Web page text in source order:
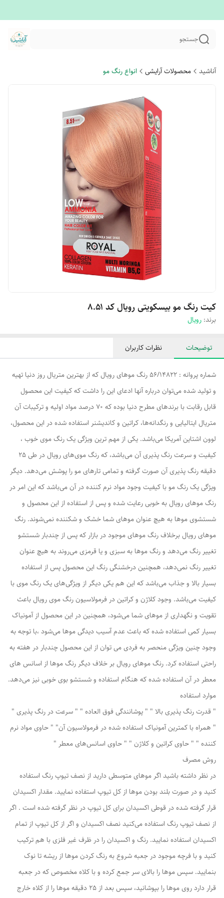
جستجو
آناشید محصولات آرایشی انواع رنگ مو
کیت رنگ مو بیسکویتی رویال کد ۸.۵۱
برند: رویال
توضیحات نظرات کاربران
شماره پروانه : 56/14822 رنگ موهای رویال که از بهترین متریال روز دنیا تهیه
و تولید شده می‌توان درباره آنها ادعای این را داشت که کیفیت این محصول
قابل رقابت با برندهای مطرح دنیا بوده که 70 درصد مواد اولیه و ترکیبات آن
متریال ایتالیایی و رنگدانه‌ها، کراتین و کاندیشنر استفاده شده در این محصول،
لوون اشتاین آمریکا می‌باشد. یکی از مهم ترین ویژگی یک رنگ موی خوب ،
کیفیت و سرعت رنگ پذیری آن می‌باشد، که رنگ موی‌های رویال در طی 25
دقیقه رنگ پذیری آن صورت گرفته و تمامی تارهای مو را پوشش می‌دهد. دیگر
ویژگی یک رنگ مو با کیفیت وجود مواد نرم کننده در آن می‌باشد که این امر در
رنگ موهای رویال به خوبی رعایت شده و پس از استفاده از این محصول و
شستشوی موها به هیچ عنوان موهای شما خشک و شکننده نمی‌شوند. رنگ
موهای رویال برخلاف رنگ موهای موجود در بازار که پس از چندبار شستشو
تغییر رنگ می‌دهد و رنگ موها به سبزی و یا قرمزی می‌روند به هیچ عنوان
تغییر رنگ نمی‌دهد، همچنین درخشنگی رنگ این محصول پس از استفاده
بسیار بالا و جذاب می‌باشد که این هم یکی دیگر از ویژگی‌های یک رنگ موی با
کیفیت می‌باشد. وجود کلاژن و کراتین در فرمولاسیون رنگ موی رویال باعث
تقویت و نگهداری از موهای شما می‌شود، همچنین در این محصول از آمونیاک
بسیار کمی استفاده شده که باعث عدم آسیب دیدگی موها می‌شود ،با توجه به
وجود چنین ویژگی منحصر به فردی می توان از این محصول چندبار در هفته به
راحتی استفاده کرد. رنگ موهای رویال بر خلاف دیگر رنگ موها از اسانس های
معطر در آن استفاده شده که هنگام استفاده و شستشو بوی خوبی نیز می‌دهد.
موارد استفاده
" قدرت رنگ پذیری بالا " " پوشانندگی فوق العاده " " سرعت در رنگ پذیری "
" همراه با کمترین آمونیاک استفاده شده در فرمولاسیون آن" " حاوی مواد نرم
کننده " " حاوی کراتین و کلاژن " " حاوی اسانس‌های معطر "
روش مصرف
در نظر داشته باشید اگر موهای متوسطی دارید از نصف تیوپ رنگ استفاده
کنید و در صورت بلند بودن موها از کل تیوپ استفاده نمایید. مقدار اکسیدان
قرار گرفته شده در قوطی اکسیدان برای کل تیوپ در نظر گرفته شده است . اگر
از نصف تیوپ رنگ استفاده می‌کنید نصف اکسیدان و اگر از کل تیوپ از تمام
اکسیدان استفاده نمایید. رنگ و اکسیدان را در ظرف غیر فلزی با هم ترکیب
کنید و با فرچه موجود در جعبه شروع به رنگ کردن موها از ریشه تا نوک
بنمایید. سپس موها را بالای سر جمع کرده و با کلاه مخصوص که در جعبه
قرار دارد روی موها را بپوشانید، سپس بعد از 25 دقیقه موها را از کلاه خارج